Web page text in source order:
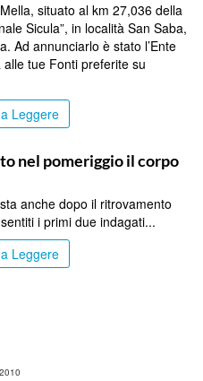
situato al km 27,036 della
Sicula”, in località San Saba,
Ad annunciarlo è stato l’Ente
tue Fonti preferite su
Leggere
nel pomeriggio il corpo
anche dopo il ritrovamento
i primi due indagati...
Leggere